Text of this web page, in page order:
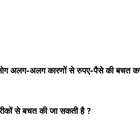
अलग-अलग कारणों से रुपए-पैसे की बचत
से बचत की जा सकती है ?